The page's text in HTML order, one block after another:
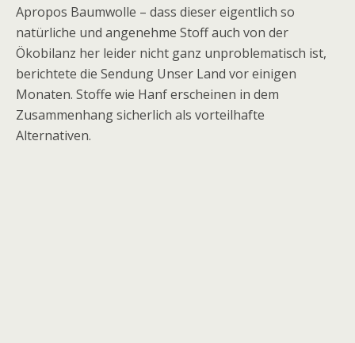
Apropos Baumwolle – dass dieser eigentlich so
natürliche und angenehme Stoff auch von der
Ökobilanz her leider nicht ganz unproblematisch ist,
berichtete die Sendung Unser Land vor einigen
Monaten. Stoffe wie Hanf erscheinen in dem
Zusammenhang sicherlich als vorteilhafte
Alternativen.